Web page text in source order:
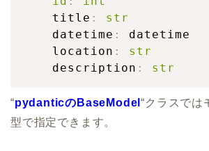
    title
:
str
    datetime
:
datetime
    location
:
str
    description
: str
“pydanticのBaseModel“クラスでは
型で指定できます。